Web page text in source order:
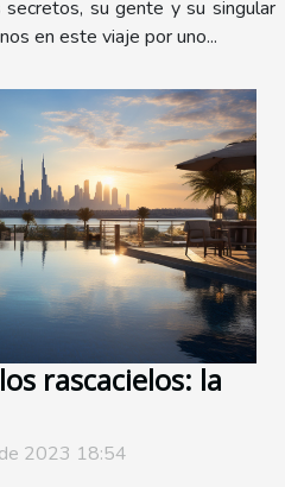
secretos, su gente y su singular
en este viaje por uno...
rascacielos: la
2023 18:54